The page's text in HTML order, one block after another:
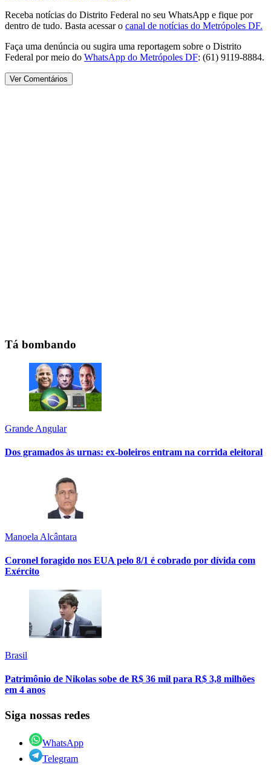
Receba notícias do Distrito Federal no seu WhatsApp e fique por
dentro de tudo. Basta acessar o canal de notícias do Metrópoles DF.
Faça uma denúncia ou sugira uma reportagem sobre o Distrito
Federal por meio do WhatsApp do Metrópoles DF: (61) 9119-8884.
Ver Comentários
Tá bombando
Grande Angular
Dos gramados às urnas: ex-boleiros entram na corrida eleitoral
Manoela Alcântara
Coronel foragido nos EUA pelo 8/1 é cobrado por dívida com
Exército
Brasil
Patrimônio de Nikolas sobe de R$ 36 mil para R$ 3,8 milhões
em 4 anos
Siga nossas redes
WhatsApp
Telegram